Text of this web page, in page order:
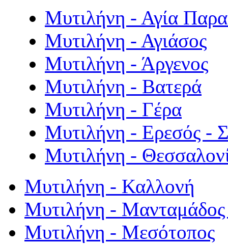
Μυτιλήνη - Αγία
Μυτιλήνη - Αγιάσος
Μυτιλήνη - Άργενος
Μυτιλήνη - Βατερά
Μυτιλήνη - Γέρα
Μυτιλήνη - Ερεσός -
Μυτιλήνη -
Μυτιλήνη - Καλλονή
Μυτιλήνη - Μανταμάδος
Μυτιλήνη - Μεσότοπος